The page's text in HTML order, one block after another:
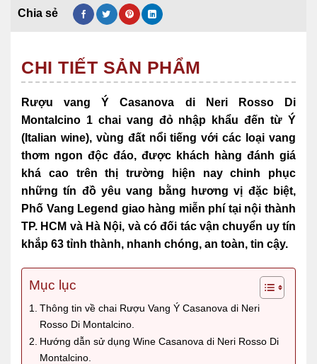
CHI TIẾT SẢN PHẨM
Rượu vang Ý Casanova di Neri Rosso Di
Montalcino 1 chai vang đỏ nhập khẩu đến từ Ý
(Italian wine),vùng đất nổi tiếng với các loại vang
thơm ngon độc đáo, được khách hàng đánh giá
khá cao trên thị trường hiện nay chinh phục
những tín đồ yêu vang bằng hương vị đặc biệt,
Phố Vang Legend giao hàng miễn phí tại nội thành
TP. HCM và Hà Nội, và có đối tác vận chuyển uy tín
khắp 63 tỉnh thành, nhanh chóng, an toàn, tin cậy.
Mục lục
Thông tin về chai Rượu Vang Ý Casanova di Neri
Rosso Di Montalcino.
Hướng dẫn sử dụng Wine Casanova di Neri Rosso Di
Montalcino.